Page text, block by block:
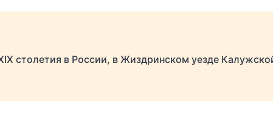
столетия в России, в Жиздринском уезде